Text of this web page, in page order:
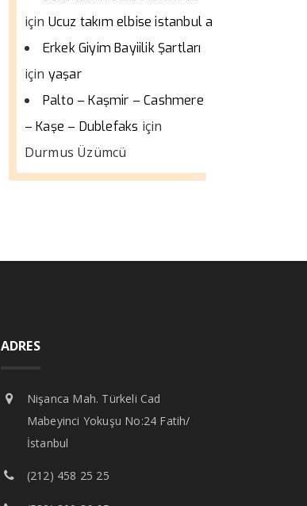
için Ucuz takım elbise istanbul a
Erkek Giyim Bayiilik Şartları
için yaşar
Palto – Kaşmir – Cashmere
– Kaşe – Dublefaks için
Durmus Üzümcü
ADRES
Nişanca Mah. Türkeli Cad
Mabeyinci Yokuşu No:24 Fatih/
İstanbul
(212) 458 25 25